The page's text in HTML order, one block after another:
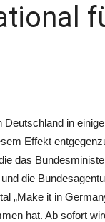
in
Effekt
das
die
„Make it in
hat. Ab sofort